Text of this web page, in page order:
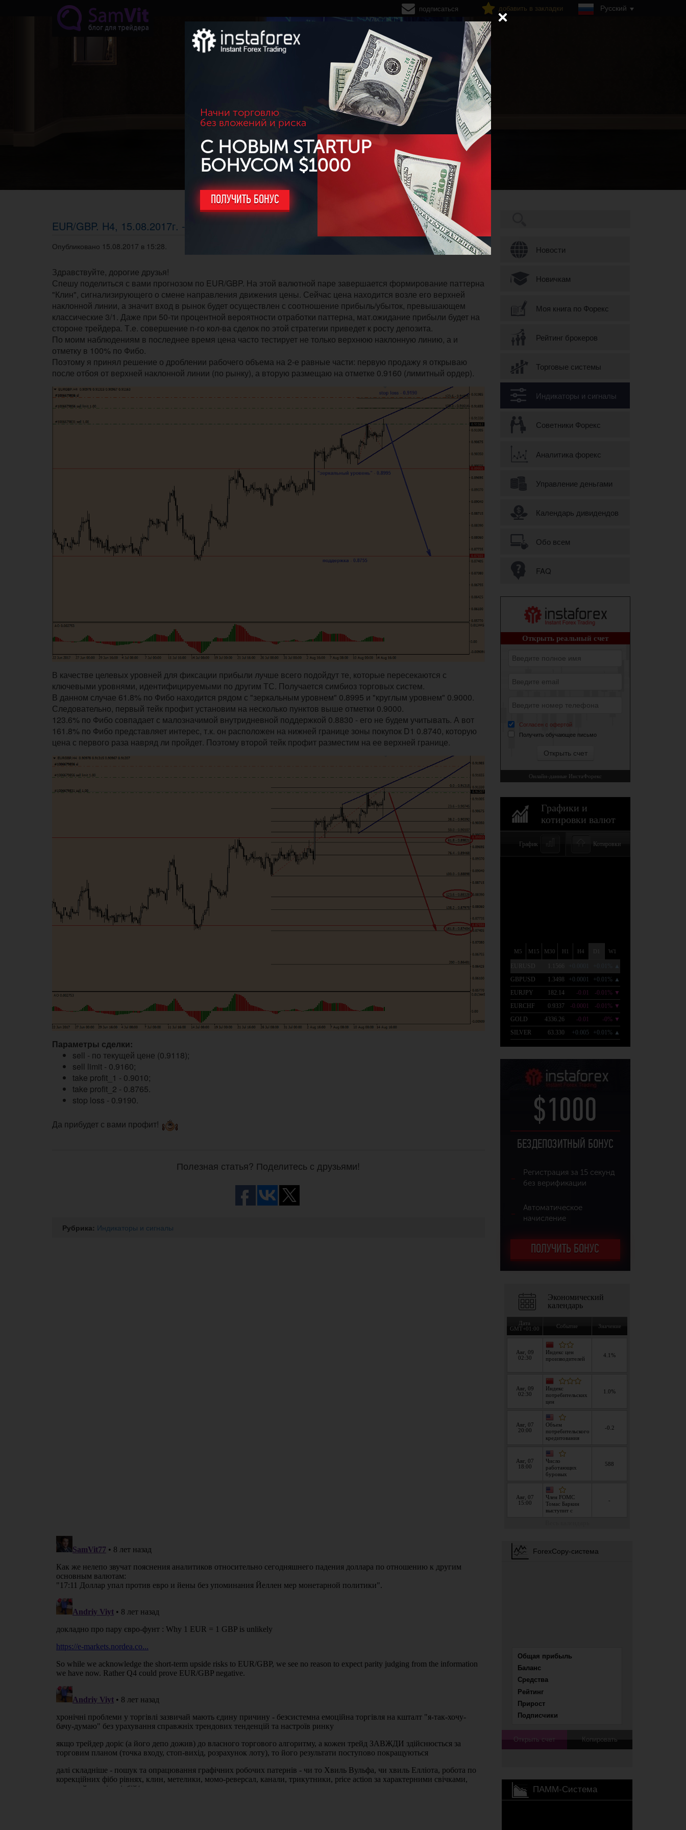
Перейти к основному содержанию
Начни торговлю
без вложений и риска
С НОВЫМ STARTUP
БОНУСОМ $1000
ПОЛУЧИТЬ БОНУС
подписаться добавить в закладки Русский
Новости
Новичкам
Моя книга по Форекс
Рейтинг брокеров
Торговые системы
Индикаторы и сигналы
Советники Форекс
Аналитика форекс
Управление деньгами
Календарь дивидендов
Обо всем
FAQ
$1000
БЕЗДЕПОЗИТНЫЙ БОНУС
Регистрация за 15 секунд
без верификации
Автоматическое
начисление
ПОЛУЧИТЬ БОНУС
EUR/GBP. H4, 15.08.2017г. - Паттерн "Клин"
Опубликовано 15.08.2017 в 15:28.
Здравствуйте, дорогие друзья!
Спешу поделиться с вами прогнозом по EUR/GBP. На этой валютной паре завершается формирование паттерна
"Клин", сигнализирующего о смене направления движения цены. Сейчас цена находится возле его верхней
наклонной линии, а значит вход в рынок будет осуществлен с соотношение прибыль/убыток, превышающем
классические 3/1. Даже при 50-ти процентной вероятности отработки паттерна, мат.ожидание прибыли будет на
стороне трейдера. Т.е. совершение n-го кол-ва сделок по этой стратегии приведет к росту депозита.
По моим наблюдениям в последнее время цена часто тестирует не только верхнюю наклонную линию, а и
отметку в 100% по Фибо.
Поэтому я принял решение о дроблении рабочего объема на 2-е равные части: первую продажу я открываю
после отбоя от верхней наклонной линии (по рынку), а вторую размещаю на отметке 0.9160 (лимитный ордер).
В качестве целевых уровней для фиксации прибыли лучше всего подойдут те, которые пересекаются с
ключевыми уровнями, идентифицируемыми по другим ТС. Получается симбиоз торговых систем.
В данном случае 61.8% по Фибо находится рядом с "зеркальным уровнем" 0.8995 и "круглым уровнем" 0.9000.
Следовательно, первый тейк профит установим на несколько пунктов выше отметки 0.9000.
123.6% по Фибо совпадает с малозначимой внутридневной поддержкой 0.8830 - его не будем учитывать. А вот
161.8% по Фибо представляет интерес, т.к. он расположен на нижней границе зоны покупок D1 0.8740, которую
цена с первого раза навряд ли пройдет. Поэтому второй тейк профит разместим на ее верхней границе.
Параметры сделки:
sell - по текущей цене (0.9118);
sell limit - 0.9160;
take profit_1 - 0.9010;
take profit_2 - 0.8765.
stop loss - 0.9190.
Да прибудет с вами профит!
Полезная статья? Поделитесь с друзьями!
Рубрика: Индикаторы и сигналы